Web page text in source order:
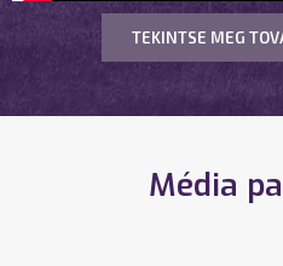
TEKINTSE MEG
Média